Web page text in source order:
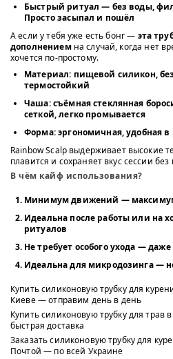
Быстрый ритуал — без воды,
Просто засыпал и пошёл
А если у тебя уже есть бонг — эта
дополнениемна случай, когда нет
хочется по-простому.
Материал: пищевой силикон,
термостойкий
Чаша:съёмная стеклянная
сеткой, легко промывается
Форма:эргономичная, удобная в
Rainbow Scalp выдерживает высокие
плавится и сохраняет вкус сессии
В чём кайф использования?
Минимум движений —
Идеальна после работы или на
ритуалов
Не требует особого ухода — даже
Идеальна для микродозинга—
Купить силиконовую трубку для
Киеве — отправим день в день
Купить силиконовую трубку для трав
быстрая доставка
Заказать силиконовую трубку для
Почтой — по всей Украине